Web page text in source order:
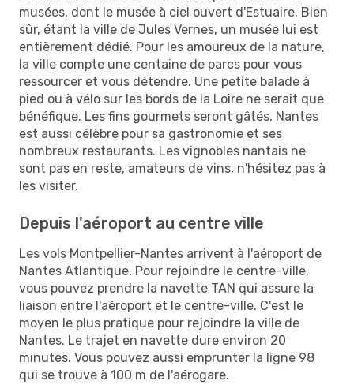
musées, dont le musée à ciel ouvert d'Estuaire. Bien
sûr, étant la ville de Jules Vernes, un musée lui est
entièrement dédié. Pour les amoureux de la nature,
la ville compte une centaine de parcs pour vous
ressourcer et vous détendre. Une petite balade à
pied ou à vélo sur les bords de la Loire ne serait que
bénéfique. Les fins gourmets seront gâtés, Nantes
est aussi célèbre pour sa gastronomie et ses
nombreux restaurants. Les vignobles nantais ne
sont pas en reste, amateurs de vins, n'hésitez pas à
les visiter.
Depuis l'aéroport au centre ville
Les vols Montpellier-Nantes arrivent à l'aéroport de
Nantes Atlantique. Pour rejoindre le centre-ville,
vous pouvez prendre la navette TAN qui assure la
liaison entre l'aéroport et le centre-ville. C'est le
moyen le plus pratique pour rejoindre la ville de
Nantes. Le trajet en navette dure environ 20
minutes. Vous pouvez aussi emprunter la ligne 98
qui se trouve à 100 m de l'aérogare.